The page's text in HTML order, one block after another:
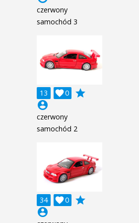
czerwony
samochód 3
13 0

grade
account_circle
czerwony
samochód 2
34 0

grade
account_circle